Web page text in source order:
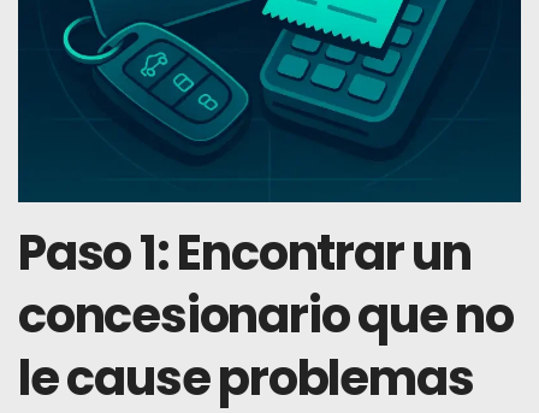
Paso 1: Encontrar un
concesionario que no
le cause problemas